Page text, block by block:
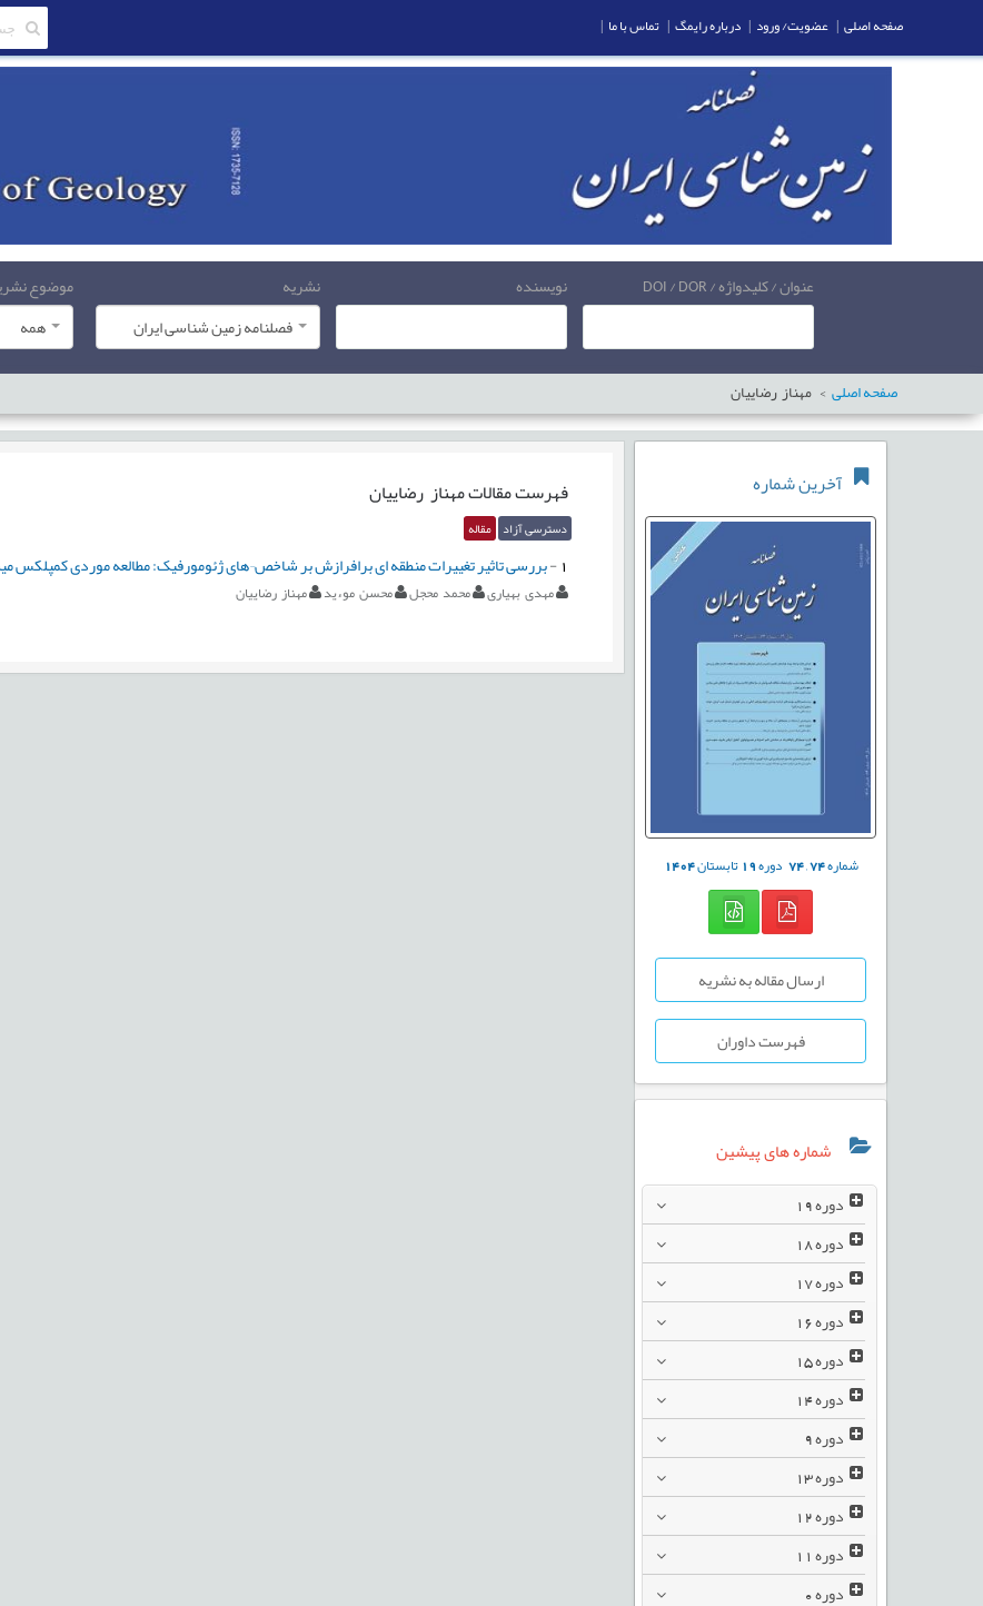
عنوان / کلیدواژه / DOI / DOR نویسنده
نشریه
فصلنامه زمین شناسی ایران
موضوع
همه
صفحه اصلی مهناز رضاییان
آخرین شماره
شماره74
,
74 دوره19تابستان1404
ارسال مقاله به نشریه
فهرست داوران
شماره های پیشین
دوره
دوره
دوره
دوره
دوره
دوره
دوره
دوره
دوره
دوره
دوره
فهرست مقالاتمهناز رضاییان
دسترسی آزاد مقاله
1
-بررسی تاثیر تغییرات منطقه ای برافرازش بر شاخص¬های ژئومورفیک: مطالعه موردی کمپلکس
مهدی بهیاری محمد محجل محسن موءید مهناز رضاییان
صفحه اصلی | عضویت/ ورود | درباره رایمگ | تماس با ما |